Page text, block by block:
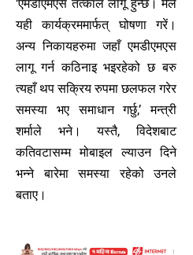
‘एमडीएमएस तत्काल लागू हुन्छ। मैले
यही कार्यक्रममार्फत् घोषणा गरें।
अन्य निकायहरुमा जहाँ एमडीएमएस
लागू गर्न कठिनाइ भइरहेको छ बरु
त्यहाँ थप सक्रिय रुपमा छलफल गरेर
समस्या भए समाधान गर्छु,’ मन्त्री
शर्माले भने। यस्तै, विदेशबाट
कतिवटासम्म मोबाइल ल्याउन दिने
भन्ने बारेमा समस्या रहेको उनले
बताए।